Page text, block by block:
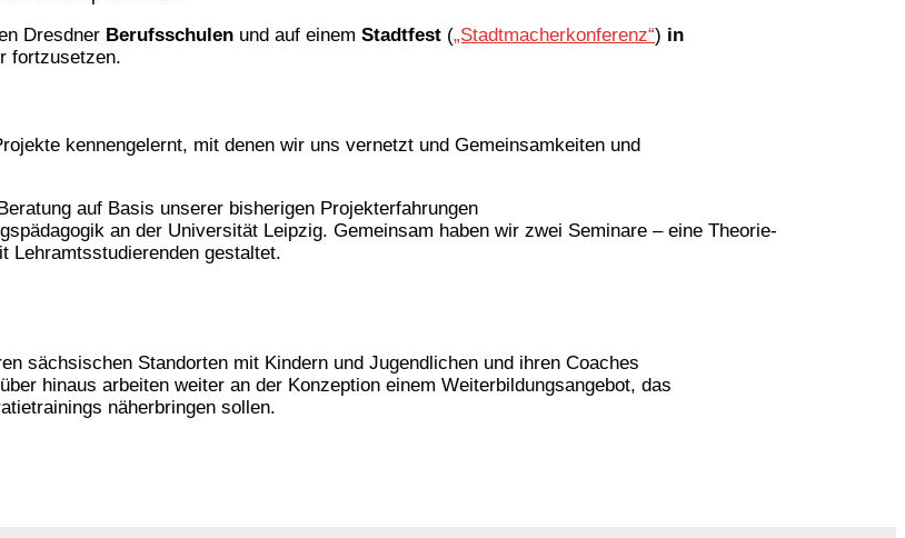
Dresdner Berufsschulen und auf einem Stadtfest („Stadtmacherkonferenz“) in
fortzusetzen.
kennengelernt, mit denen wir uns vernetzt und Gemeinsamkeiten und
auf Basis unserer bisherigen Projekterfahrungen
an der Universität Leipzig. Gemeinsam haben wir zwei Seminare – eine Theorie-
Lehramtsstudierenden gestaltet.
sächsischen Standorten mit Kindern und Jugendlichen und ihren Coaches
hinaus arbeiten weiter an der Konzeption einem Weiterbildungsangebot, das
näherbringen sollen.